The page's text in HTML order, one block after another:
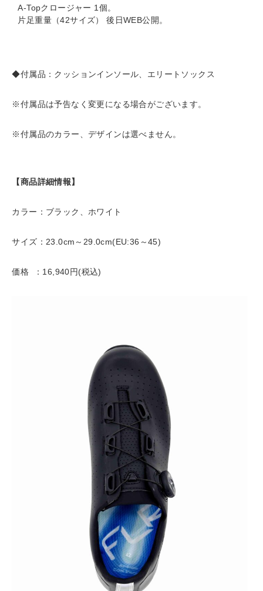
A-Topクロージャー 1個。
片足重量（42サイズ） 後日WEB公開。
◆付属品：クッションインソール、エリートソックス
※付属品は予告なく変更になる場合がございます。
※付属品のカラー、デザインは選べません。
【商品詳細情報】
カラー：ブラック、ホワイト
サイズ：23.0cm～29.0cm(EU:36～45)
価格 ：16,940円(税込)